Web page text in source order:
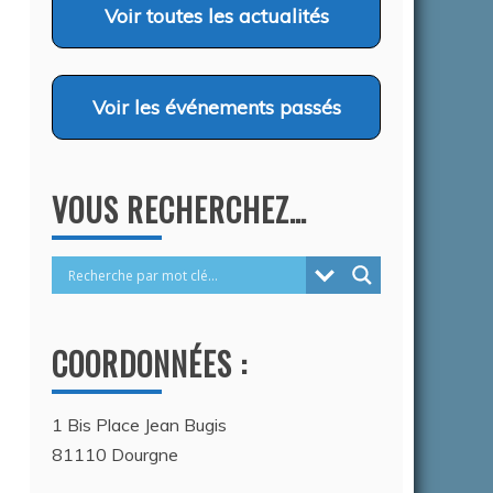
Voirtoutes les actualités
Voir les événements passés
VOUS RECHERCHEZ…
COORDONNÉES :
1 Bis Place Jean Bugis
81110 Dourgne